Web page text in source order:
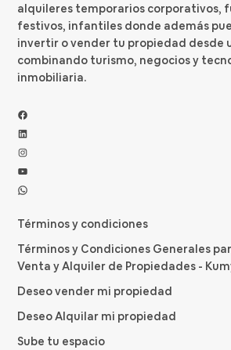
alquileres temporarios corporativos,
festivos, infantiles donde además
invertir o vender tu propiedad desde
combinando turismo, negocios y
inmobiliaria.
Facebook
LinkedIn
Instagram
YouTube
WhatsApp
Términos y condiciones
Términos y Condiciones Generales
Venta y Alquiler de Propiedades -
Deseo vender mi propiedad
Deseo Alquilar mi propiedad
Sube tu espacio